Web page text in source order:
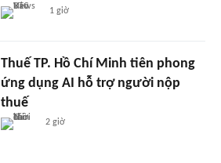
1 giờ
Thuế TP. Hồ Chí Minh tiên phong
ứng dụng AI hỗ trợ người nộp
thuế
2 giờ